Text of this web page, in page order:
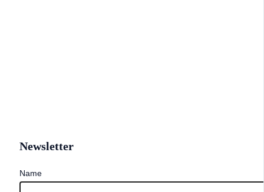
Newsletter
Name